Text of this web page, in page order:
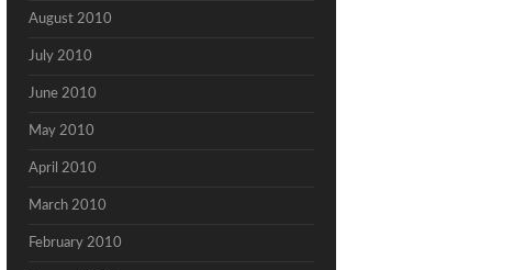
August 2010
July 2010
June 2010
May 2010
April 2010
March 2010
February 2010